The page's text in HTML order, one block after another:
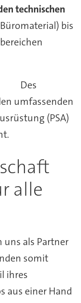
technischen
bis
Des
umfassenden
(PSA)
alle
uns als Partner
somit
ihres
aus einer Hand